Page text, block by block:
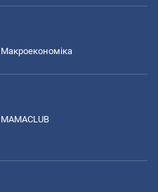
Макроекономіка
MAMACLUB